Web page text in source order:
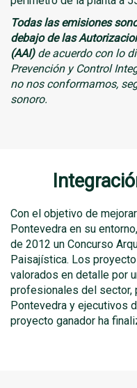
Todas las emisiones
debajo de las
(AAI) de acuerdo con lo
Prevención y Control
no nos conformamos,
sonoro.
Con el objetivo de
Pontevedra en su
de 2012 un Concurso
Paisajística. Los
valorados en detalle por
profesionales del sector,
Pontevedra y ejecutivos
proyecto ganador ha